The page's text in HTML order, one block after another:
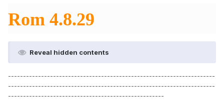
Rom 4.8.29
Reveal hidden contents
---------------------------------------------------------------------
---------------------------------------------------------------------
----------------------------------------------------